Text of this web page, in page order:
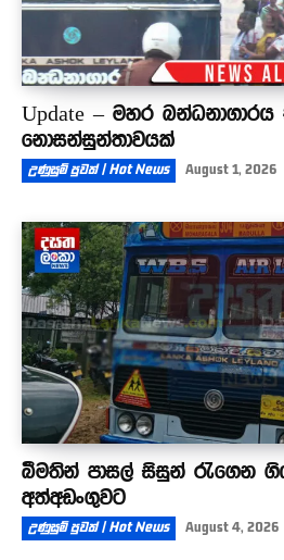
Update – මහර බන්ධනාගාරය
නොසන්සුන්තාවයක්
උණුසුම් පුවත් | Hot News August 1, 2026
බීමතින් පාසල් සිසුන් රැගෙන
අත්අඩංගුවට
උණුසුම් පුවත් | Hot News August 4, 2026